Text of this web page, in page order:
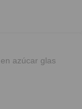
azúcar glas